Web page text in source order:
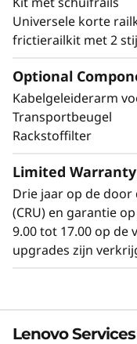
stof op te
de poorten en
Overige
SE350 V2
De SE350 V2
productgids.
2U2N-
Wandmontage
Universele korte
frictierailkit met 2
Optional
Kabelgeleiderarm
Transportbeugel
Rackstoffilter
Limited Warranty
Drie jaar op de
(CRU) en garantie
9.00 tot 17.00 op de
upgrades zijn
Lenovo Services